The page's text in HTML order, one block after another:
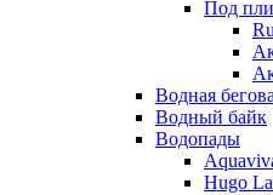
Под
Водная
Водный байк
Водопады
Hugo